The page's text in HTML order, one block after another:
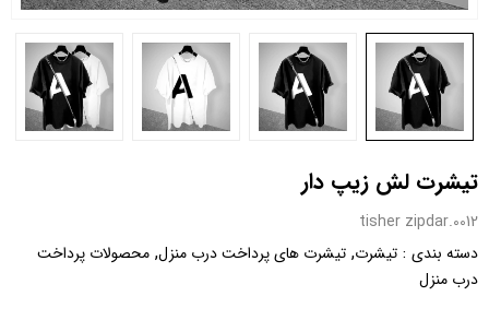
تیشرت لش زیپ دار
0012.tisher zipdar
دسته بندی : تیشرت, تیشرت های پرداخت درب منزل, محصولات پرداخت
درب منزل